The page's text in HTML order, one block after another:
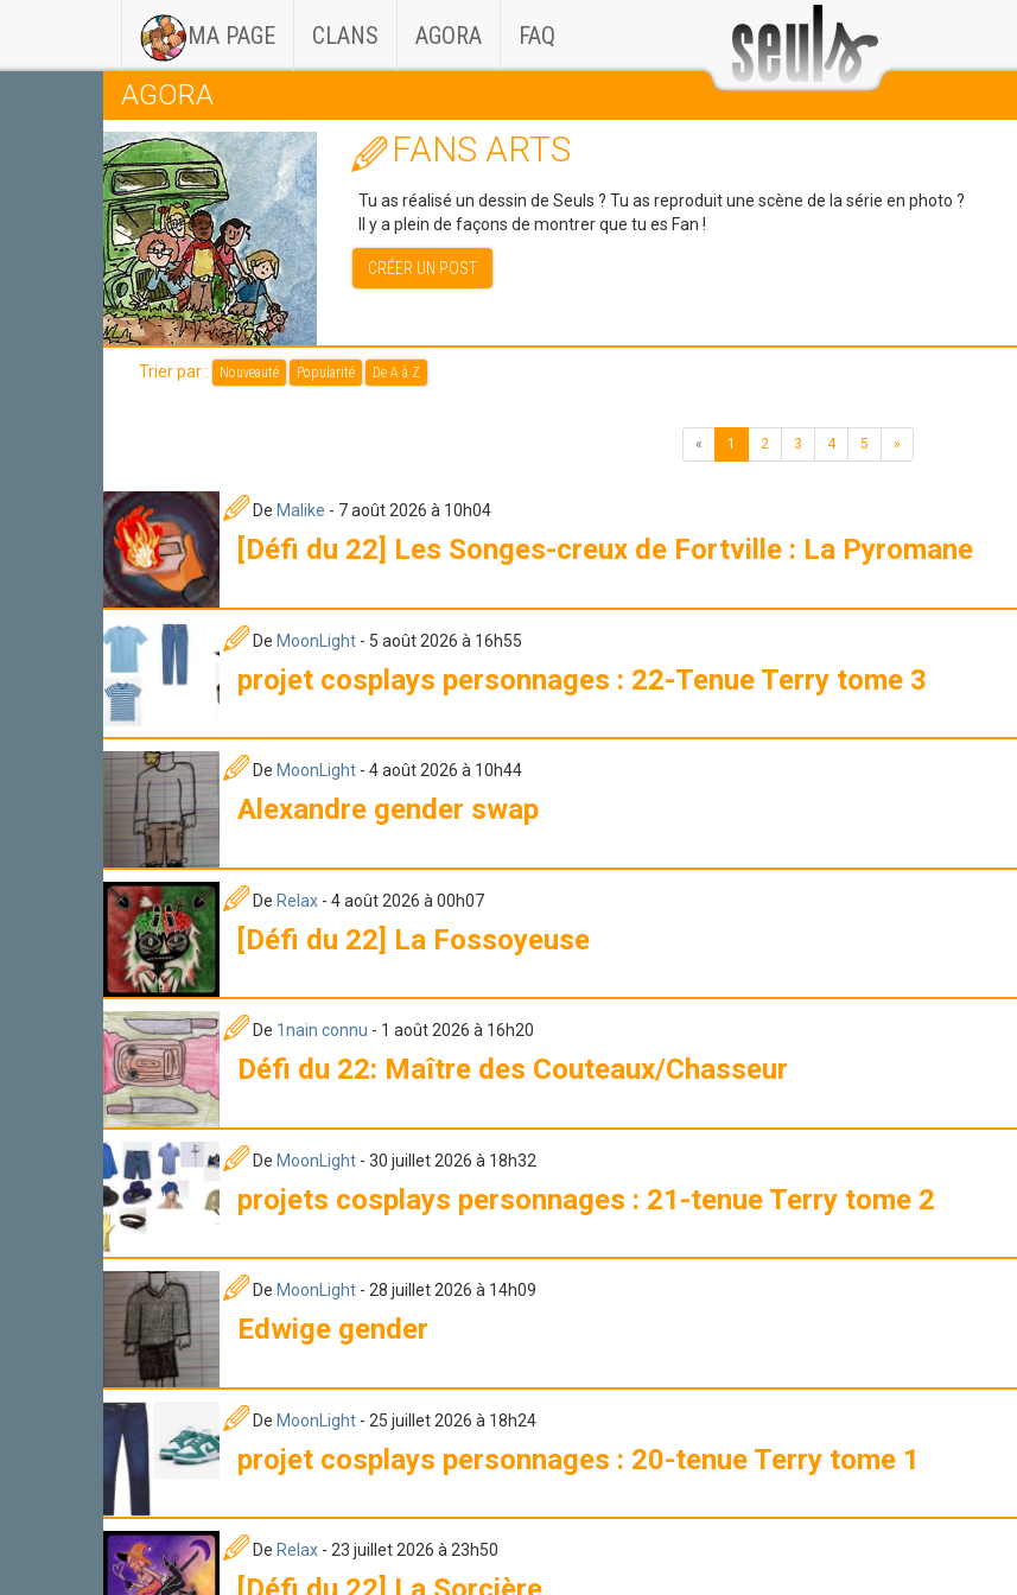
MA PAGE CLANS (CURRENT)
AGORA FAQ
AGORA
FANS ARTS
Tu as réalisé un dessin de Seuls ? Tu as reproduit une scène de la série en photo ?
Il y a plein de façons de montrer que tu es Fan !
CRÉER UN POST
Trier par : Nouveauté Popularité De A à Z
« 1 2 3 4 5 »
De Malike - 7 août 2026 à 10h04
[Défi du 22] Les Songes-creux de Fortville : La Pyromane
De MoonLight- 5 août 2026 à 16h55
projet cosplays personnages : 22-Tenue Terry tome 3
De MoonLight- 4 août 2026 à 10h44
Alexandre gender swap
De Relax- 4 août 2026 à 00h07
[Défi du 22] La Fossoyeuse
De 1nain connu - 1 août 2026 à 16h20
Défi du 22: Maître des Couteaux/Chasseur
De MoonLight- 30 juillet 2026 à 18h32
projets cosplays personnages : 21-tenue Terry tome 2
De MoonLight- 28 juillet 2026 à 14h09
Edwige gender
De MoonLight- 25 juillet 2026 à 18h24
projet cosplays personnages : 20-tenue Terry tome 1
De Relax- 23 juillet 2026 à 23h50